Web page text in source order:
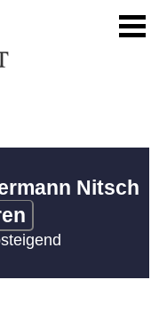
Nitsch